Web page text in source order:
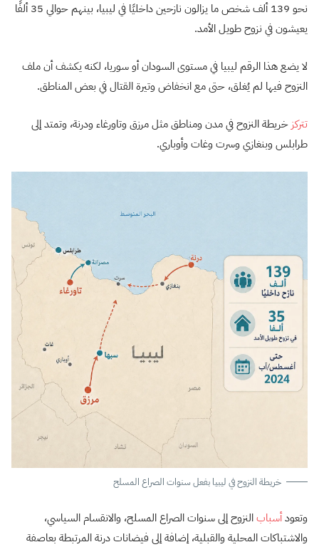
نحو 139 ألف شخص ما يزالون نازحين داخليًا في ليبيا، بينهم حوالي 35 ألفًا
يعيشون في نزوح طويل الأمد.
لا يضع هذا الرقم ليبيا في مستوى السودان أو سوريا، لكنه يكشف أن ملف
النزوح فيها لم يُغلق، حتى مع انخفاض وتيرة القتال في بعض المناطق.
تتركز خريطة النزوح في مدن ومناطق مثل مرزق وتاورغاء ودرنة، وتمتد إلى
طرابلس وبنغازي وسرت وغات وأوباري.
خريطة النزوح في ليبيا بفعل سنوات الصراع المسلح
وتعودأسبابالنزوح إلى سنوات الصراع المسلح، والانقسام السياسي،
والاشتباكات المحلية والقبلية، إضافة إلى فيضانات درنة المرتبطة بعاصفة